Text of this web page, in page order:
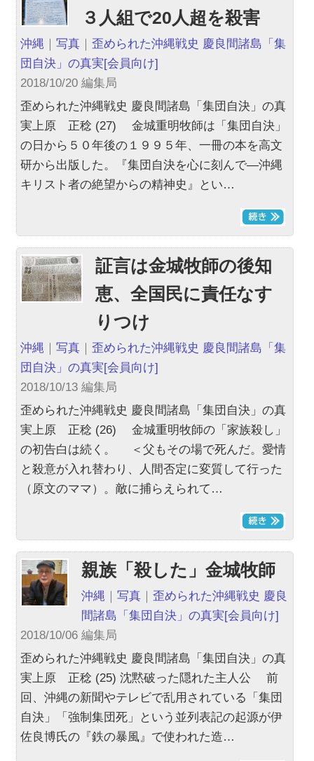
３人組で20人超を殺害
沖縄 ｜写真 ｜歪められた沖縄戦史 慶良間諸島「集
団自決」の真実[会員向け]
2018/10/20 編集局
歪められた沖縄戦史 慶良間諸島「集団自決」の真
実上原 正稔 (27) 金城重明牧師は「集団自決」
の日から５０年後の１９９５年、一冊の本を高文
研から出版した。『集団自決を心に刻んで―沖縄
キリスト者の絶望からの精神史』とい…
証言は金城牧師の後知
恵、全国民に責任なす
りつけ
沖縄 ｜写真 ｜歪められた沖縄戦史 慶良間諸島「集
団自決」の真実[会員向け]
2018/10/13 編集局
歪められた沖縄戦史 慶良間諸島「集団自決」の真
実上原 正稔 (26) 金城重明牧師の「家族殺し」
の初告白は続く。 ＜父もその場で死んだ。愛情
と殺意が入れ替わり、人間否定に変質して行った
（原文のママ）。敵に捕らえられて…
親族「殺した」金城牧師
沖縄 ｜写真 ｜歪められた沖縄戦史 慶良
間諸島「集団自決」の真実[会員向け]
2018/10/06 編集局
歪められた沖縄戦史 慶良間諸島「集団自決」の真
実上原 正稔 (25) 沈黙破った隠れた主人公 前
回、沖縄の新聞やテレビで乱用されている「集団
自決」「強制集団死」という並列表記の起源が伊
佐良博氏の『鉄の暴風』で使われた造…